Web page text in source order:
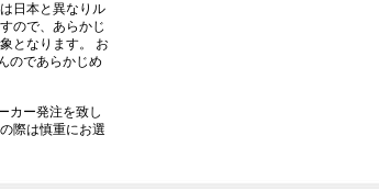
日本と異なりル
ので、あらかじ
となります。 お
のであらかじめ
カー発注を致し
際は慎重にお選